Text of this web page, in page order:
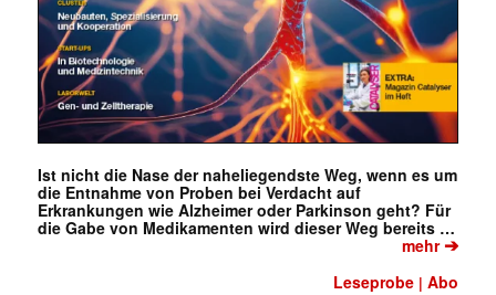
Ist nicht die Nase der naheliegendste Weg, wenn es um
die Entnahme von Proben bei Verdacht auf
Erkrankungen wie Alzheimer oder Parkinson geht? Für
die Gabe von Medikamenten wird dieser Weg bereits …
mehr➔
Leseprobe |Abo